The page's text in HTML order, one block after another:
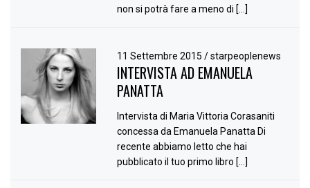
non si potrà fare a meno di […]
11 Settembre 2015/ starpeoplenews
INTERVISTA AD EMANUELA
PANATTA
Intervista di Maria Vittoria Corasaniti
concessa da Emanuela Panatta Di
recente abbiamo letto che hai
pubblicato il tuo primo libro […]